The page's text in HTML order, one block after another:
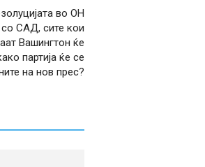
во ОН
со САД, сите кои
Вашингтон ќе
партија ќе се
на нов прес?